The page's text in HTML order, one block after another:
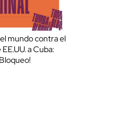
mundo contra el
a Cuba: